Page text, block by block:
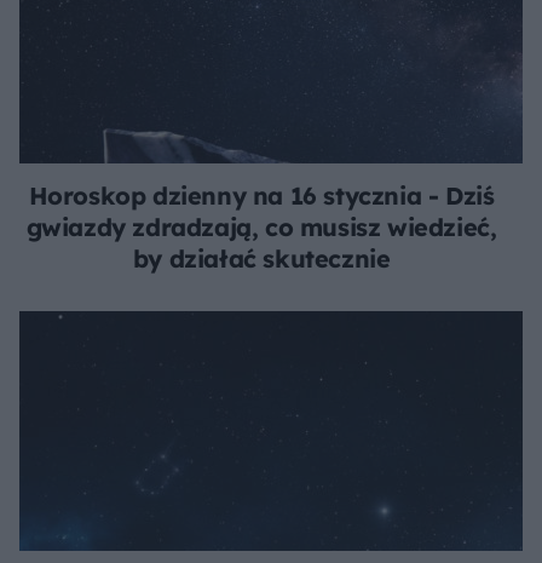
Horoskop dzienny na 16 stycznia - Dziś
gwiazdy zdradzają, co musisz wiedzieć,
by działać skutecznie